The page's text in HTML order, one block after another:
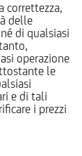
correttezza,
delle
di qualsiasi
operazione
le
e di tali
i prezzi